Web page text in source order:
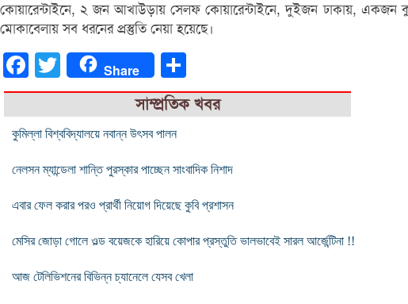
কোয়ারেন্টাইনে, ২ জন আখাউড়ায় সেলফ কোয়ারেন্টাইনে, দুইজন ঢাকায়, একজন
মোকাবেলায় সব ধরনের প্রস্তুতি নেয়া হয়েছে।
FacebookTwitter Share
সাম্প্রতিক খবর
কুমিল্লা বিশ্ববিদ্যালয়ে নবান্ন উৎসব পালন
নেলসন ম্যান্ডেলা শান্তি পুরস্কার পাচ্ছেন সাংবাদিক নিশাদ
এবার ফেল করার পরও প্রার্থী নিয়োগ দিয়েছে কুবি প্রশাসন
মেসির জোড়া গোলে ওল্ড বয়েজকে হারিয়ে কোপার প্রস্তুতি ভালভাবেই সারল আর্জেন্টিনা !!
আজ টেলিভিশনের বিভিন্ন চ্যানেলে যেসব খেলা